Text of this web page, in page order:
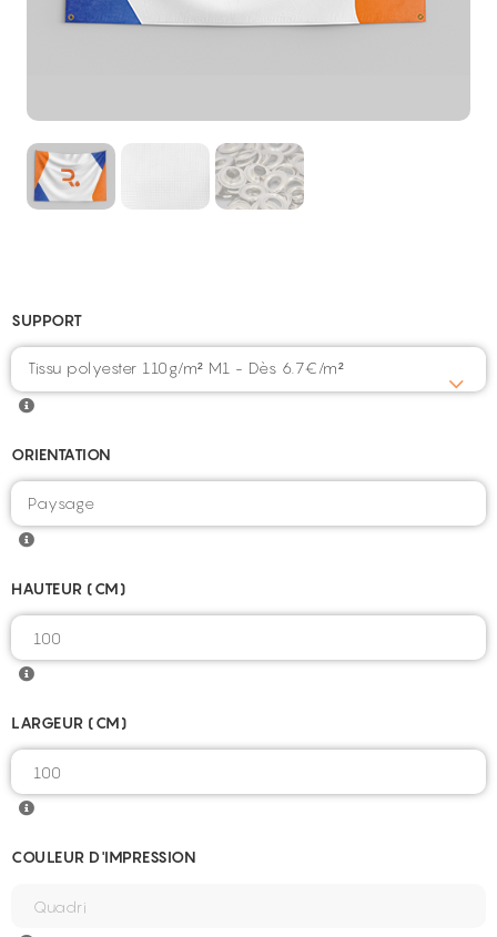
SUPPORT
Tissu polyester 110g/m² M1 - Dès 6.7€/m²
ORIENTATION
HAUTEUR (CM)
LARGEUR (CM)
COULEUR D'IMPRESSION